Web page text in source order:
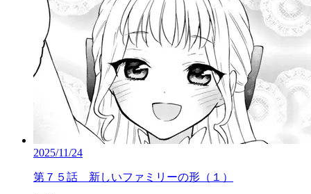
2025/11/24
第７５話 新しいファミリーの形（１）